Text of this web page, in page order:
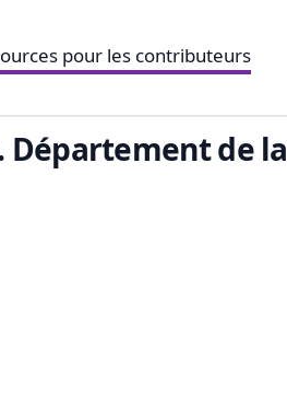
pour les contributeurs
Département de la